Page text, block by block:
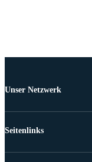
Unser Netzwerk
Seitenlinks